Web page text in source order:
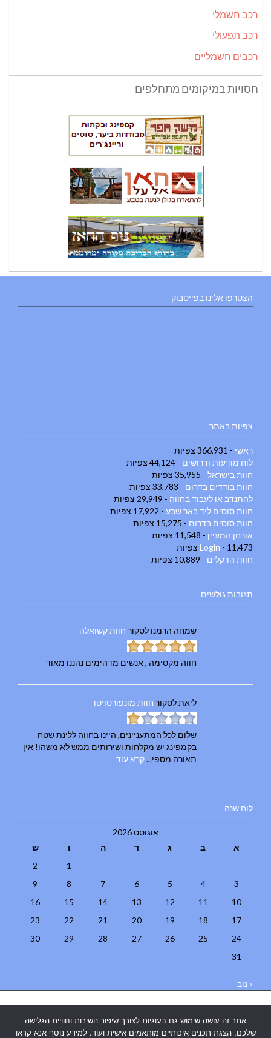
רכב חשמלי
רכב תפעולי
רכבים חשמליים
חסויות במיקומים מתחלפים
הצטרפו אלינו בפייסבוק
צפיות באתר
ראשי - 366,931 צפיות
לוח מודעות ודרושים - 44,124 צפיות
חוות בישראל - 35,955 צפיות
חוות בודדים בדרום - 33,783 צפיות
להתנדב או לעבוד בחווה - 29,949 צפיות
חוות סוסים ליד באר שבע - 17,922 צפיות
חוות סוסים בדרום - 15,275 צפיות
אורחן המעיין - 11,548 צפיות
Login - 11,473 צפיות
חוות הדקלים - 10,889 צפיות
תגובות גולשים
שמחה הרמנו לסקור חוות קשואלה
חווה מקסימה , אנשים מדהימים נהננו מאוד
ליאתלסקור חוות מונפורטויטו
שלום לכל המתעניינים, היינו בחווה ללינת שטח
בקמפינג יש מקלחות ושירותים ממש לא משהו! אין
תאורה מספי...קרא עוד
לוח שנה
אוגוסט 2026
א
ב ג ד ה ו
ש
1
2
3
4
5
6
7
8
9
10
11
12
13
14
15
16
17
18
19
20
21
22
23
24
25
26
27
28
29
30
31
« נוב
אתרים בבאר שבע|
אתר זה עושה שימוש גם בעוגיות לצורך שיפור השירות וחוויית הגלישה
שלכם, הצגת תכנים איכותיים מותאמים אישית ועוד. למידע נוסף אנא קראו